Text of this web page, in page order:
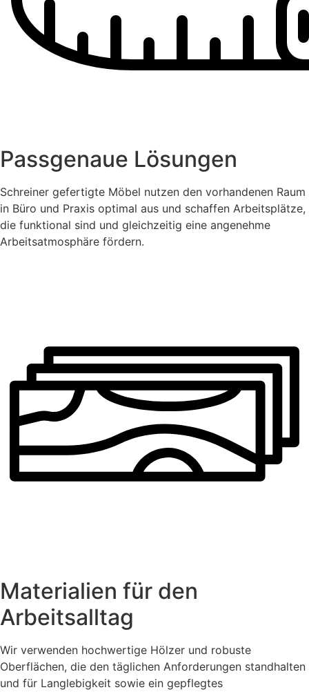
Passgenaue Lösungen
Schreiner gefertigte Möbel nutzen den vorhandenen Raum
in Büro und Praxis optimal aus und schaffen Arbeitsplätze,
die funktional sind und gleichzeitig eine angenehme
Arbeitsatmosphäre fördern.
Materialien für den
Arbeitsalltag
Wir verwenden hochwertige Hölzer und robuste
Oberflächen, die den täglichen Anforderungen standhalten
und für Langlebigkeit sowie ein gepflegtes